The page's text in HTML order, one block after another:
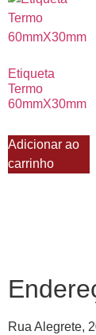
Etiqueta
Termo
60mmX30mm
Adicionar ao
carrinho
Rua Alegrete,